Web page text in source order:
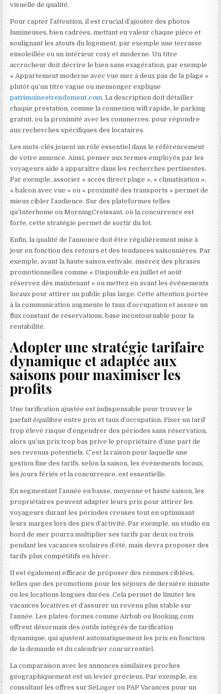
visuelle de qualité.
Pour capter l’attention, il est crucial d’ajouter des photos
lumineuses, bien cadrées, mettant en valeur chaque pièce et
soulignant les atouts du logement, par exemple une terrasse
ensoleillée ou un intérieur cosy et moderne. Un titre
accrocheur doit décrire le bien sans exagération, par exemple
« Appartement moderne avec vue mer à deux pas de la plage »
plutôt qu’un titre vague ou mensonger explique
patrimoineetrendement.com. La description doit détailler
chaque prestation, comme la connexion wifi rapide, le parking
gratuit, ou la proximité avec les commerces, pour répondre
aux recherches spécifiques des locataires.
Les mots-clés jouent un rôle essentiel dans le référencement
de votre annonce. Ainsi, penser aux termes employés par les
voyageurs aide à apparaître dans les recherches pertinentes.
Par exemple, associer « accès direct plage », « climatisation »,
« balcon avec vue » ou « proximité des transports » permet de
mieux cibler l’audience. Sur des plateformes telles
qu’Interhome ou MorningCroissant, où la concurrence est
forte, cette stratégie permet de sortir du lot.
Enfin, la qualité de l’annonce doit être régulièrement mise à
jour en fonction des retours et des tendances saisonnières. Par
exemple, avant la haute saison estivale, insérez des phrases
promotionnelles comme « Disponible en juillet et août
réservez dès maintenant » ou mettez en avant les événements
locaux pour attirer un public plus large. Cette attention portée
à la communication augmente le taux d’occupation et assure un
flux constant de réservations, base incontournable pour la
rentabilité.
Adopter une stratégie tarifaire
dynamique et adaptée aux
saisons pour maximiser les
profits
Une tarification ajustée est indispensable pour trouver le
parfait équilibre entre prix et taux d’occupation. Fixer un tarif
trop élevé risque d’engendrer des périodes sans réservation,
alors qu’un prix trop bas prive le propriétaire d’une part de
ses revenus potentiels. C’est la raison pour laquelle une
gestion fine des tarifs, selon la saison, les événements locaux,
les jours fériés et la concurrence, est essentielle.
En segmentant l’année en basse, moyenne et haute saison, les
propriétaires peuvent adapter leurs prix pour attirer les
voyageurs durant les périodes creuses tout en optimisant
leurs marges lors des pics d’activité. Par exemple, un studio en
bord de mer pourra multiplier ses tarifs par deux ou trois
pendant les vacances scolaires d’été, mais devra proposer des
tarifs plus compétitifs en hiver.
Il est également efficace de proposer des remises ciblées,
telles que des promotions pour les séjours de dernière minute
ou les locations longues durées. Cela permet de limiter les
vacances locatives et d’assurer un revenu plus stable sur
l’année. Les plates-formes comme Airbnb ou Booking.com
offrent désormais des outils intégrés de tarification
dynamique, qui ajustent automatiquement les prix en fonction
de la demande et du calendrier concurrentiel.
La comparaison avec les annonces similaires proches
géographiquement est un levier précieux. Par exemple, en
consultant les offres sur SeLoger ou PAP Vacances pour un